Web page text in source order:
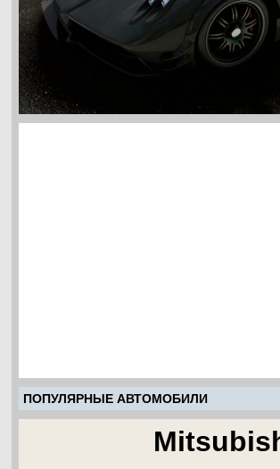
ПОПУЛЯРНЫЕ АВТОМОБИЛИ